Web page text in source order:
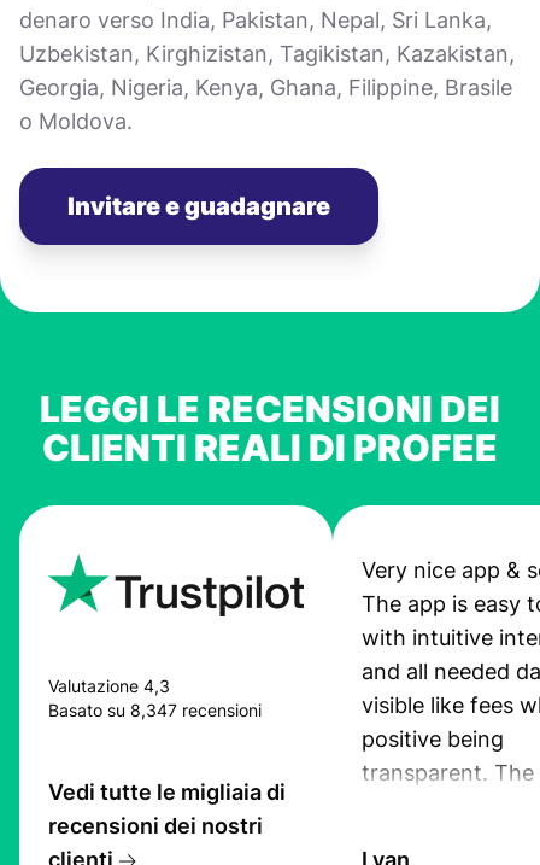
denaro verso India, Pakistan, Nepal, Sri Lanka,
Uzbekistan, Kirghizistan, Tagikistan, Kazakistan,
Georgia, Nigeria, Kenya, Ghana, Filippine, Brasile
o Moldova.
Invitare e guadagnare
LEGGI LE RECENSIONI DEI
CLIENTI REALI DI PROFEE
Valutazione 4,3
Basato su 8,347 recensioni
Vedi tutte le migliaia di
recensioni dei nostri
clienti
Very nice app &
The app is easy
with intuitive
and all needed
visible like fees
positive being
transparent. The
Lyan